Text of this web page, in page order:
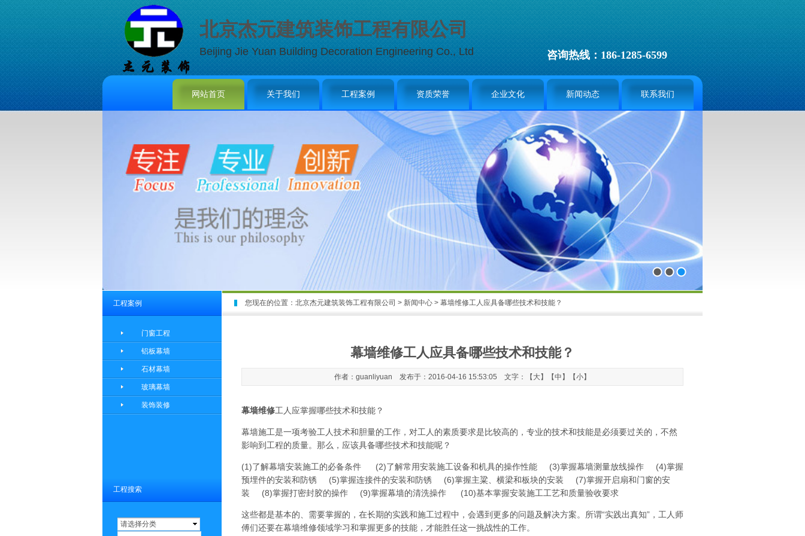
网站首页 关于我们 工程案例 资质荣誉 企业文化 新闻动态 联系我们
北京杰元建筑装饰工程有限公司
Beijing Jie Yuan Building Decoration Engineering Co., Ltd 咨询热线：186-1285-6599
您现在的位置： 北京杰元建筑装饰工程有限公司 > 新闻中心 > 幕墙维修工人应具备哪些技术和技能？
工程搜索
请选择分类
幕墙维修工人应具备哪些技术和技能？
作者：guanliyuan 发布于：2016-04-16 15:53:05 文字：【 大】【中 】【小】
幕墙维修工人应掌握哪些技术和技能？
幕墙施工是一项考验工人技术和胆量的工作，对工人的素质要求是比较高的，专业的技术和技能是必须要过关的，不然
影响到工程的质量。那么，应该具备哪些技术和技能呢？
(1)了解幕墙安装施工的必备条件 (2)了解常用安装施工设备和机具的操作性能 (3)掌握幕墙测量放线操作 (4)掌握
预埋件的安装和防锈 (5)掌握连接件的安装和防锈 (6)掌握主粱、横梁和板块的安装 (7)掌握开启扇和门窗的安
装 (8)掌握打密封胶的操作 (9)掌握幕墙的清洗操作 (10)基本掌握安装施工工艺和质量验收要求
这些都是基本的、需要掌握的，在长期的实践和施工过程中，会遇到更多的问题及解决方案。所谓“实践出真知”，工人师
傅们还要在幕墙维修领域学习和掌握更多的技能，才能胜任这一挑战性的工作。
工程案例
门窗工程
铝板幕墙
石材幕墙
玻璃幕墙
装饰装修